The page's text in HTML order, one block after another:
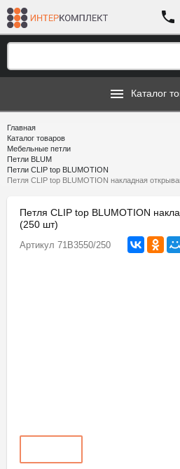
Каталог
Главная
Каталог товаров
Мебельные петли
Петли BLUM
Петли CLIP top BLUMOTION
Петля CLIP top BLUMOTION накладная
Петля CLIP top BLUMOTION
(250 шт)
Артикул 71B3550/250